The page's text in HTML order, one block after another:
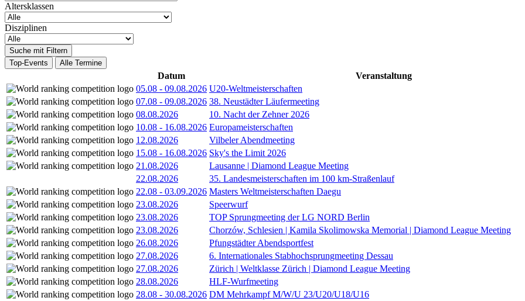
Altersklassen
Disziplinen
Suche mit Filtern
Top-Events
Alle Termine
Datum Veranstaltung
05.08 - 09.08.2026 U20-Weltmeisterschaften
07.08 - 09.08.2026 38. Neustädter Läufermeeting
08.08.2026
10. Nacht der Zehner 2026
10.08 - 16.08.2026 Europameisterschaften
12.08.2026
Vilbeler Abendmeeting
15.08 - 16.08.2026 Sky's the Limit 2026
21.08.2026
Lausanne | Diamond League Meeting
22.08.2026
35. Landesmeisterschaften im 100 km-Straßenlauf
22.08 - 03.09.2026 Masters Weltmeisterschaften Daegu
23.08.2026
Speerwurf
23.08.2026
TOP Sprungmeeting der LG NORD Berlin
23.08.2026
Chorzów, Schlesien | Kamila Skolimowska Memorial | Diamond League Meeting
26.08.2026
Pfungstädter Abendsportfest
27.08.2026
6. Internationales Stabhochsprungmeeting Dessau
27.08.2026
Zürich | Weltklasse Zürich | Diamond League Meeting
28.08.2026
HLF-Wurfmeeting
28.08 - 30.08.2026 DM Mehrkampf M/W/U 23/U20/U18/U16